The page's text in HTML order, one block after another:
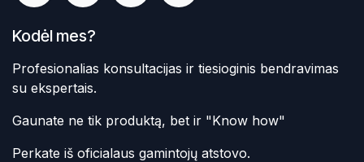
Kodėl mes?
Profesionalias konsultacijas ir tiesioginis bendravimas
su ekspertais.
Gaunate ne tik produktą, bet ir "Know how"
Perkate iš oficialaus gamintojų atstovo.